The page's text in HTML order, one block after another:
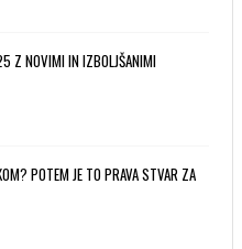
Z NOVIMI IN IZBOLJŠANIMI
POTEM JE TO PRAVA STVAR ZA